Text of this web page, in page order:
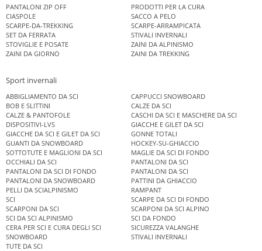
PANTALONI ZIP OFF
PRODOTTI PER LA CURA
CIASPOLE
SACCO A PELO
SCARPE-DA-TREKKING
SCARPE-ARRAMPICATA
SET DA FERRATA
STIVALI INVERNALI
STOVIGLIE E POSATE
ZAINI DA ALPINISMO
ZAINI DA GIORNO
ZAINI DA TREKKING
Sport invernali
ABBIGLIAMENTO DA SCI
CAPPUCCI SNOWBOARD
BOB E SLITTINI
CALZE DA SCI
CALZE & PANTOFOLE
CASCHI DA SCI E MASCHERE DA SCI
DISPOSITIVI-LVS
GIACCHE E GILET DA SCI
GIACCHE DA SCI E GILET DA SCI
GONNE TOTALI
GUANTI DA SNOWBOARD
HOCKEY-SU-GHIACCIO
SOTTOTUTE E MAGLIONI DA SCI
MAGLIE DA SCI DI FONDO
OCCHIALI DA SCI
PANTALONI DA SCI
PANTALONI DA SCI DI FONDO
PANTALONI DA SCI
PANTALONI DA SNOWBOARD
PATTINI DA GHIACCIO
PELLI DA SCIALPINISMO
RAMPANT
SCI
SCARPE DA SCI DI FONDO
SCARPONI DA SCI
SCARPONI DA SCI ALPINO
SCI DA SCI ALPINISMO
SCI DA FONDO
CERA PER SCI E CURA DEGLI SCI
SICUREZZA VALANGHE
SNOWBOARD
STIVALI INVERNALI
TUTE DA SCI